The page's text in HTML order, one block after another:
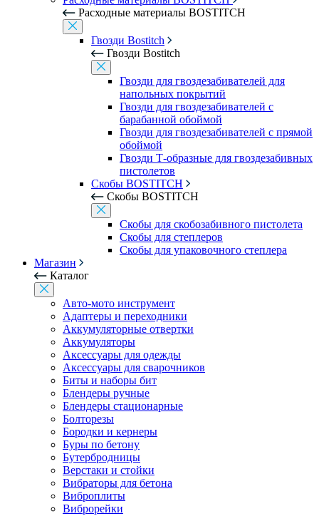
Расходные материалы BOSTITCH
Гвозди Bostitch
Гвозди Bostitch
Гвозди для гвоздезабивателей для
напольных покрытий
Гвозди для гвоздезабивателей с
барабанной обоймой
Гвозди для гвоздезабивателей с прямой
обоймой
Гвозди Т-образные для гвоздезабивных
пистолетов
Скобы BOSTITCH
Скобы BOSTITCH
Скобы для скобозабивного пистолета
Скобы для степлеров
Скобы для упаковочного степлера
Магазин
Каталог
Авто-мото инструмент
Адаптеры и переходники
Аккумуляторные отвертки
Аккумуляторы
Аксессуары для одежды
Аксессуары для сварочников
Биты и наборы бит
Блендеры ручные
Блендеры стационарные
Болторезы
Бородки и кернеры
Буры по бетону
Бутербродницы
Верстаки и стойки
Вибраторы для бетона
Виброплиты
Виброрейки